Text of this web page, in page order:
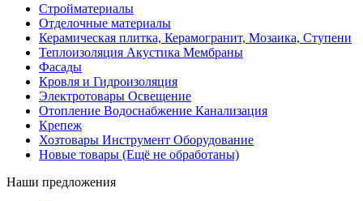
Стройматериалы
Отделочные материалы
Керамическая плитка, Керамогранит, Мозаика, Ступени
Теплоизоляция Акустика Мембраны
Фасады
Кровля и Гидроизоляция
Электротовары Освещение
Отопление Водоснабжение Канализация
Крепеж
Хозтовары Инструмент Оборудование
Новые товары (Ещё не обработаны)
Наши предложения